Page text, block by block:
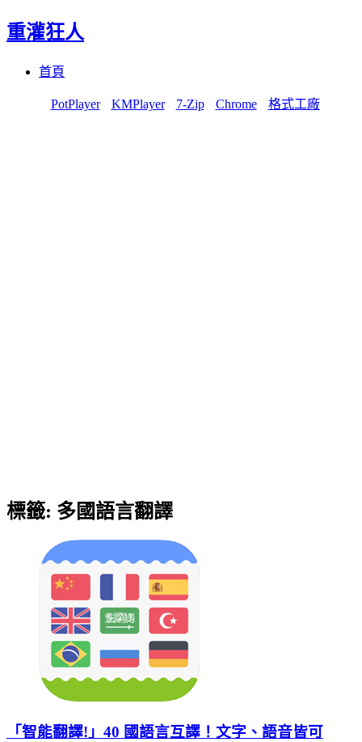
重灌狂人
首頁
PotPlayer KMPlayer 7-Zip Chrome 格式工廠
標籤: 多國語言翻譯
「智能翻譯!」40 國語言互譯！文字、語音皆可